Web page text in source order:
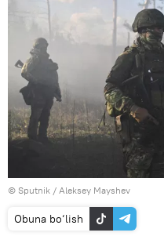
© Sputnik / Aleksey Mayshev
Obuna bo‘lish